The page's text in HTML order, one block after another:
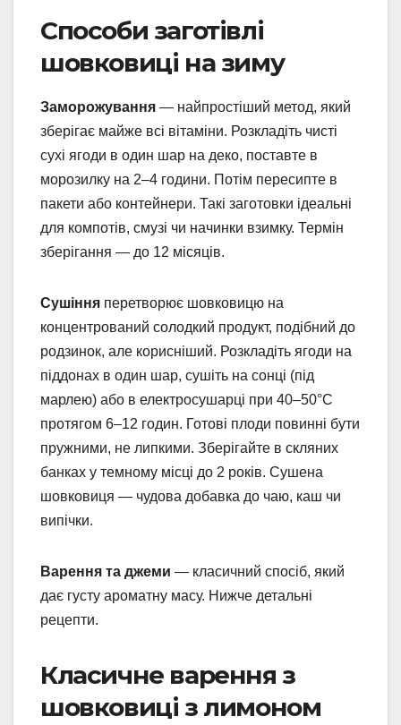
Способи заготівлі
шовковиці на зиму
Заморожування — найпростіший метод, який
зберігає майже всі вітаміни. Розкладіть чисті
сухі ягоди в один шар на деко, поставте в
морозилку на 2–4 години. Потім пересипте в
пакети або контейнери. Такі заготовки ідеальні
для компотів, смузі чи начинки взимку. Термін
зберігання — до 12 місяців.
Сушіння перетворює шовковицю на
концентрований солодкий продукт, подібний до
родзинок, але корисніший. Розкладіть ягоди на
піддонах в один шар, сушіть на сонці (під
марлею) або в електросушарці при 40–50°C
протягом 6–12 годин. Готові плоди повинні бути
пружними, не липкими. Зберігайте в скляних
банках у темному місці до 2 років. Сушена
шовковиця — чудова добавка до чаю, каш чи
випічки.
Варення та джеми — класичний спосіб, який
дає густу ароматну масу. Нижче детальні
рецепти.
Класичне варення з
шовковиці з лимоном